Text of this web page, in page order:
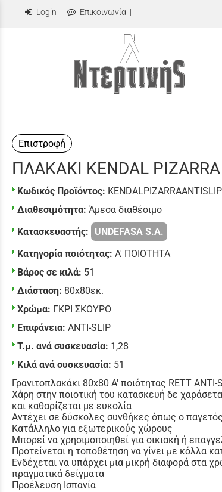
Login | Επικοινωνία |
Επιστροφή
ΠΛΑΚΑΚΙ KENDAL
Κωδικός Προϊόντος:
Διαθεσιμότητα: Άμεσα διαθέσιμο
Κατασκευαστής:
UNDEFASA S.A.
Κατηγορία ποιότητας: Α' ΠΟΙΟΤΗΤΑ
Βάρος σε κιλά: 51
Διάσταση: 80x80εκ.
Χρώμα: ΓΚΡΙ ΣΚΟΥΡΟ
Επιφάνεια: ANTI-SLIP
Τ.μ. ανά συσκευασία: 1,28
Κιλά ανά συσκευασία: 51
Γρανιτοπλακάκι 80x80 Α' ποιότητας RETT ANTI-
Χάρη στην ποιοτική του κατασκευή δε
και καθαρίζεται με ευκολία
Αντέχει σε δύσκολες συνθήκες όπως ο παγετός
Κατάλληλο για εξωτερικούς χώρους
Μπορεί να χρησιμοποιηθεί για οικιακή ή
Προτείνεται η τοποθέτηση να γίνει με κόλλα
Ενδέχεται να υπάρχει μια μικρή διαφορά στα
πραγματικά δείγματα
Προέλευση Ισπανία